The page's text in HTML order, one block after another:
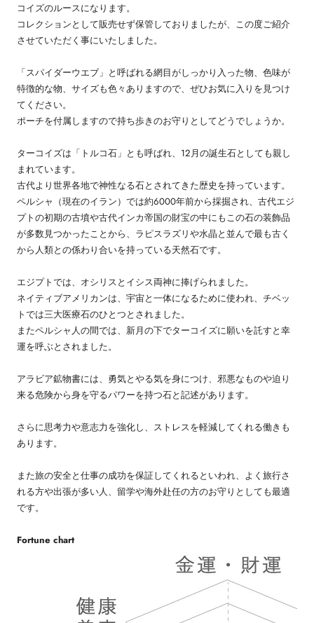
コイズのルースになります。
コレクションとして販売せず保管しておりましたが、この度ご紹介
させていただく事にいたしました。
「スパイダーウエブ」と呼ばれる網目がしっかり入った物、色味が
特徴的な物、サイズも色々ありますので、ぜひお気に入りを見つけ
てください。
ポーチを付属しますので持ち歩きのお守りとしてどうでしょうか。
ターコイズは「トルコ石」とも呼ばれ、12月の誕生石としても親し
まれています。
古代より世界各地で神性なる石とされてきた歴史を持っています。
ペルシャ（現在のイラン）では約6000年前から採掘され、古代エジ
プトの初期の古墳や古代インカ帝国の財宝の中にもこの石の装飾品
が多数見つかったことから、ラピスラズリや水晶と並んで最も古く
から人類との係わり合いを持っている天然石です。
エジプトでは、オシリスとイシス両神に捧げられました。
ネイティブアメリカンは、宇宙と一体になるために使われ、チベッ
トでは三大医療石のひとつとされました。
またペルシャ人の間では、新月の下でターコイズに願いを託すと幸
運を呼ぶとされました。
アラビア鉱物書には、勇気とやる気を身につけ、邪悪なものや迫り
来る危険から身を守るパワーを持つ石と記述があります。
さらに思考力や意志力を強化し、ストレスを軽減してくれる働きも
あります。
また旅の安全と仕事の成功を保証してくれるといわれ、よく旅行さ
れる方や出張が多い人、留学や海外赴任の方のお守りとしても最適
です。
Fortune chart